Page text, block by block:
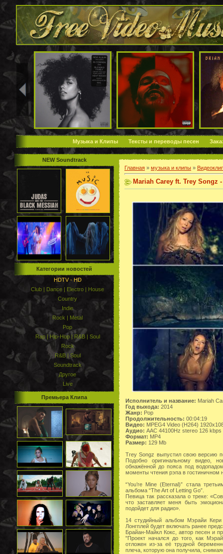
Музыка и Клипы Тексты и переводы песен
NEW Soundtrack
Категории новостей
HDTV - HD
Club | Dance | Electro | House
Country
Indie
Rock | Metal
Pop
Rap | Hip-Hop | R&B | Soul
Rock
R&B | Soul
Soundtrack
Другое
Live
Премьера Клипа
Главная » музыка и клипы »
Mariah Carey ft. Trey Songz
Исполнитель и название: Mariah
Год выхода: 2014
Жанр: Pop
Продолжительность: 00:04:19
Видео: MPEG4 Video (H264)
Аудио: AAC 44100Hz stereo 126 kbps
Формат: MP4
Размер: 129 Mb
Trey Songz выпустил свою версию
Подобно оригинальному видео,
обнажённой до пояса под
моменты чтения рэпа в гостиничном
“You’re Mine (Eternal)” стала
альбома “The Art of Letting Go”.
Певица так рассказала о треке:
что заставляет меня быть
подойдет для радио».
14 студийный альбом Мэрайи
Лонгплей будет включать ранее
Брайан-Майкл Кокс, автор песен и
"Проект начался до того, как
отложен из-за её трудной
плеча, которую она получила,